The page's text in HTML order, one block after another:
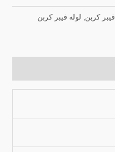
فیبر کربن لوله فیبر کربن